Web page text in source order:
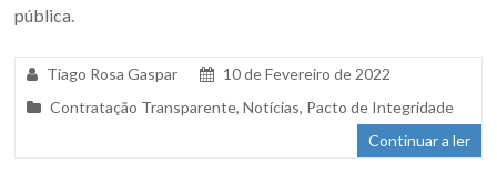
pública.
Tiago Rosa Gaspar
10 de Fevereiro de 2022
Contratação Transparente,Notícias, Pacto de Integridade
Continuar a ler